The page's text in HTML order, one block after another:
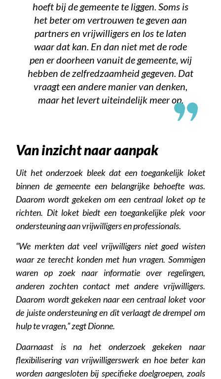
hoeft bij de gemeente te liggen. Soms is
het beter om vertrouwen te geven aan
partners en vrijwilligers en los te laten
waar dat kan. En dan niet met de rode
pen er doorheen vanuit de gemeente, wij
hebben de zelfredzaamheid gegeven. Dat
vraagt een andere manier van denken,
maar het levert uiteindelijk meer op.
Van inzicht naar aanpak
Uit het onderzoek bleek dat een toegankelijk loket
binnen de gemeente een belangrijke behoefte was.
Daarom wordt gekeken om een centraal loket op te
richten. Dit loket biedt een toegankelijke plek voor
ondersteuning aan vrijwilligers en professionals.
“We merkten dat veel vrijwilligers niet goed wisten
waar ze terecht konden met hun vragen. Sommigen
waren op zoek naar informatie over regelingen,
anderen zochten contact met andere vrijwilligers.
Daarom wordt gekeken naar een centraal loket voor
de juiste ondersteuning en dit verlaagt de drempel om
hulp te vragen,” zegt Dionne.
Daarnaast is na het onderzoek gekeken naar
flexibilisering van vrijwilligerswerk en hoe beter kan
worden aangesloten bij specifieke doelgroepen, zoals